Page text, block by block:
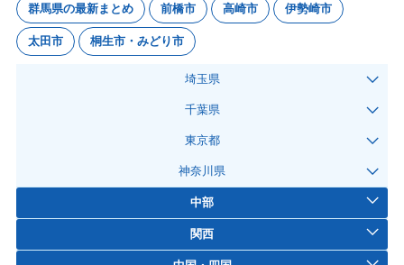
群馬県の最新まとめ 前橋市 高崎市 伊勢崎市
太田市 桐生市・みどり市
埼玉県
千葉県
東京都
神奈川県
中部
関西